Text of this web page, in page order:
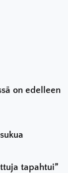
on edelleen
tapahtui”